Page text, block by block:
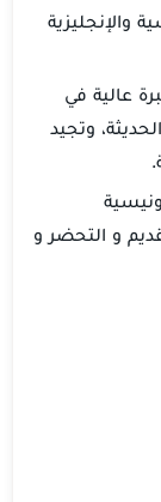
والإنجليزية
عالية في
وتجيد
و التحضر و